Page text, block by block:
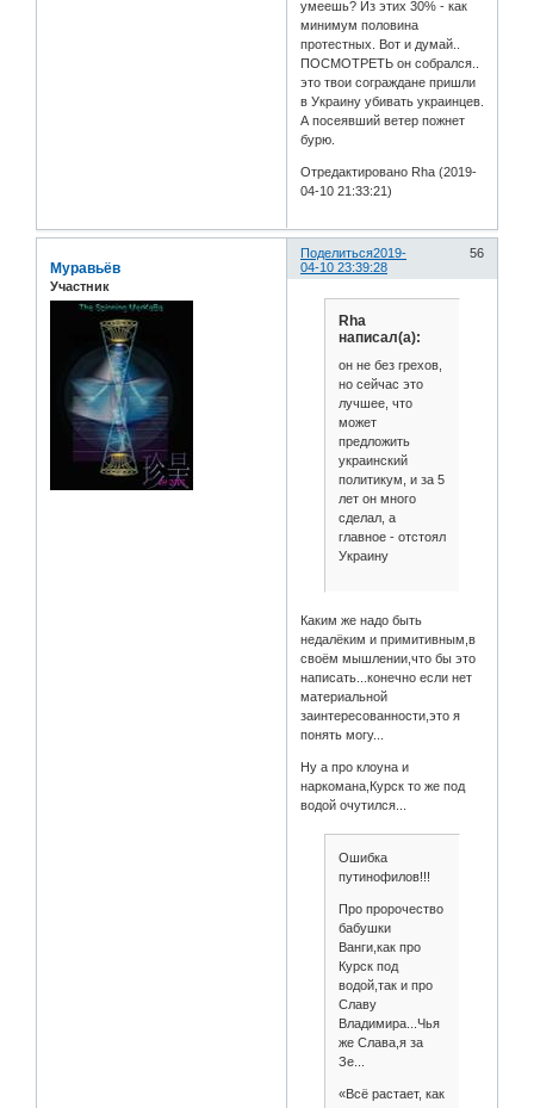
умеешь? Из этих 30% - как
минимум половина
протестных. Вот и думай..
ПОСМОТРЕТЬ он собрался..
это твои сограждане пришли
в Украину убивать украинцев.
А посеявший ветер пожнет
бурю.
Отредактировано Rha (2019-
04-10 21:33:21)
Поделиться 56
2019-
04-10 23:39:28
Муравьёв
Участник
Rha
написал(а):
он не без грехов,
но сейчас это
лучшее, что
может
предложить
украинский
политикум, и за 5
лет он много
сделал, а
главное - отстоял
Украину
Каким же надо быть
недалёким и примитивным,в
своём мышлении,что бы это
написать...конечно если нет
материальной
заинтересованности,это я
понять могу...
Ну а про клоуна и
наркомана,Курск то же под
водой очутился...
Ошибка
путинофилов!!!
Про пророчество
бабушки
Ванги,как про
Курск под
водой,так и про
Славу
Владимира...Чья
же Слава,я за
Зе...
«Всё растает, как